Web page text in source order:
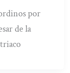
por
de la